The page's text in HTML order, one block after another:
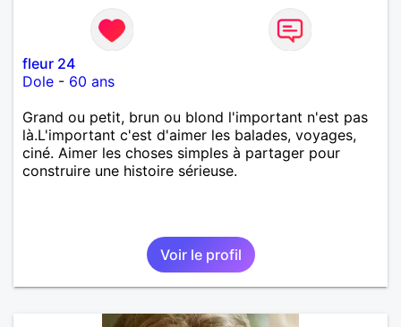
fleur 24
Dole - 60 ans
Grand ou petit, brun ou blond l'important n'est pas
là.L'important c'est d'aimer les balades, voyages,
ciné. Aimer les choses simples à partager pour
construire une histoire sérieuse.
Voir le profil